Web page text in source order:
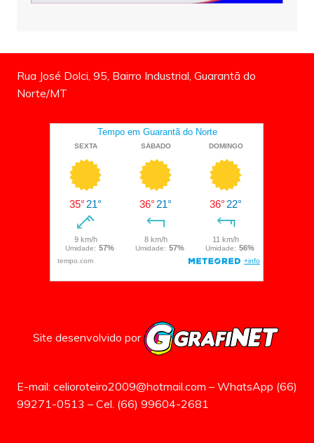
Rua José Dolci, 95, Bairro Industrial, Guarantã do
Norte/MT
Site desenvolvido por
E-mail: celioroteiro2009@hotmail.com – WhatsApp (66)
99271-0513 – Cel. (66) 99604-2681